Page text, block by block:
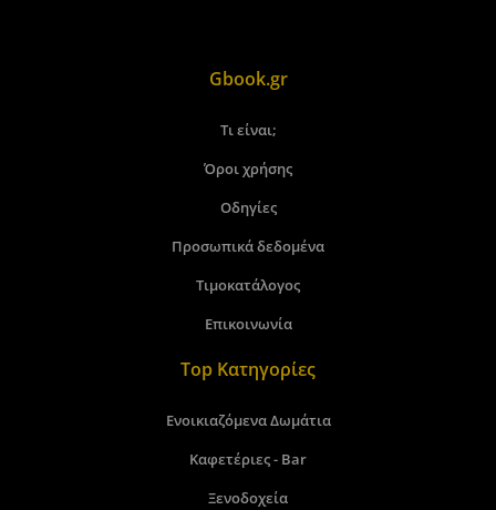
Gbook.gr
Τι είναι;
Όροι χρήσης
Οδηγίες
Προσωπικά δεδομένα
Τιμοκατάλογος
Επικοινωνία
Top Κατηγορίες
Ενοικιαζόμενα Δωμάτια
Καφετέριες - Bar
Ξενοδοχεία